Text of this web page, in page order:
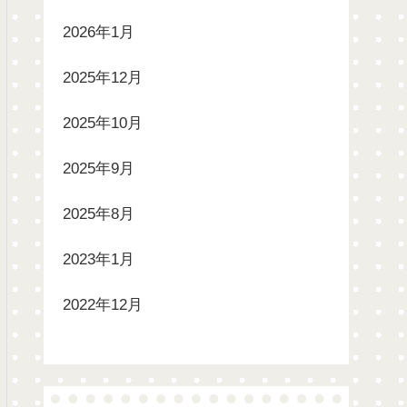
2026年1月
2025年12月
2025年10月
2025年9月
2025年8月
2023年1月
2022年12月